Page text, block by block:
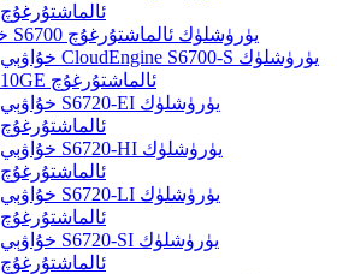
ئالماشتۇرغۇچ
خۇاۋېي S6700 يۈرۈشلۈك ئالماشتۇرغۇچ
خۇاۋېي CloudEngine S6700-S يۈرۈشلۈك
10GE ئالماشتۇرغۇچ
خۇاۋېي S6720-EI يۈرۈشلۈك
ئالماشتۇرغۇچ
خۇاۋېي S6720-HI يۈرۈشلۈك
ئالماشتۇرغۇچ
خۇاۋېي S6720-LI يۈرۈشلۈك
ئالماشتۇرغۇچ
خۇاۋېي S6720-SI يۈرۈشلۈك
ئالماشتۇرغۇچ